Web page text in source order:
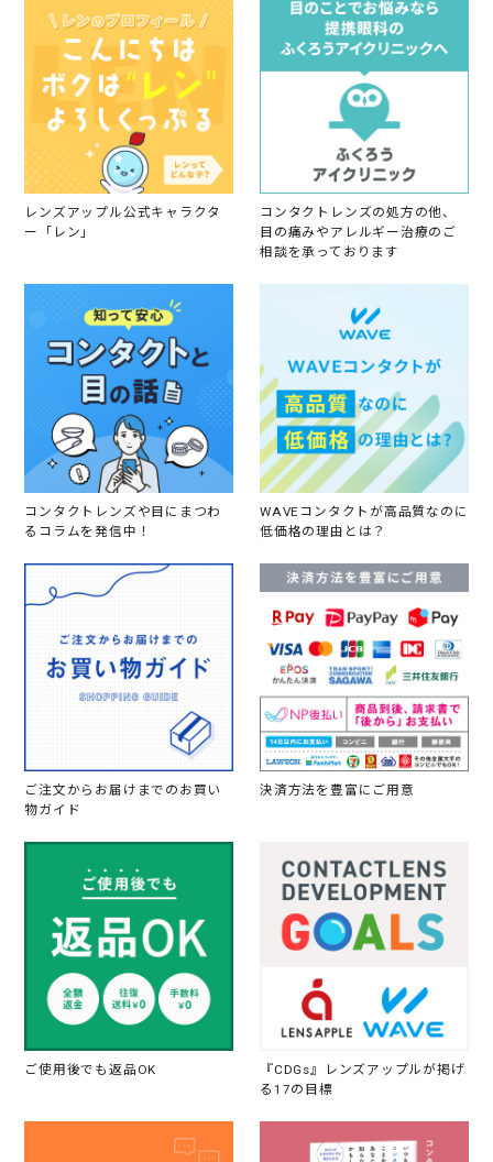
6
す
o
n
3
M
a
r
2
2
6
レンズアップル公式キャラクタ
ー「レン」
コンタクトレンズの処方の他、
目の痛みやアレルギー治療のご
相談を承っております
コンタクトレンズや目にまつわ
るコラムを発信中！
WAVEコンタクトが高品質なのに
低価格の理由とは？
ご注文からお届けまでのお買い
物ガイド
決済方法を豊富にご用意
ご使用後でも返品OK
『CDGs』レンズアップルが掲げ
る17の目標